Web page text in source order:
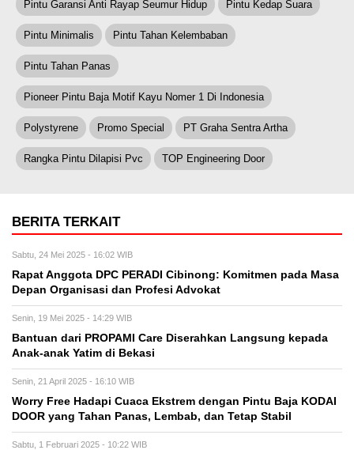
Pintu Garansi Anti Rayap Seumur Hidup Pintu Kedap Suara
Pintu Minimalis Pintu Tahan Kelembaban
Pintu Tahan Panas
Pioneer Pintu Baja Motif Kayu Nomer 1 Di Indonesia
Polystyrene Promo Special PT Graha Sentra Artha
Rangka Pintu Dilapisi Pvc TOP Engineering Door
BERITA TERKAIT
Sabtu, 24 Mei 2025 - 16:02 WIB
Rapat Anggota DPC PERADI Cibinong: Komitmen pada Masa
Depan Organisasi dan Profesi Advokat
Senin, 19 Mei 2025 - 14:29 WIB
Bantuan dari PROPAMI Care Diserahkan Langsung kepada
Anak-anak Yatim di Bekasi
Senin, 21 April 2025 - 16:10 WIB
Worry Free Hadapi Cuaca Ekstrem dengan Pintu Baja KODAI
DOOR yang Tahan Panas, Lembab, dan Tetap Stabil
Sabtu, 1 Februari 2025 - 10:22 WIB